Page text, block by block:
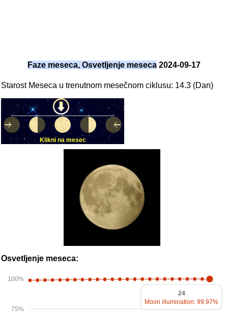
Faze meseca, Osvetljenje meseca 2024-09-17
Starost Meseca u trenutnom mesečnom ciklusu: 14.3 (Dan)
Klikni na mesec
Osvetljenje meseca:
75%
100%
24
Moon illumination: 99.97%